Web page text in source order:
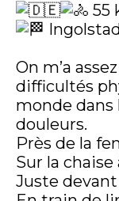
55
On m’a
difficultés
monde dans
douleurs.
Près de la
Sur la chaise
Juste